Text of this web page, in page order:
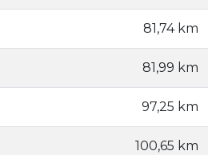
81,74 km
81,99 km
97,25 km
100,65 km